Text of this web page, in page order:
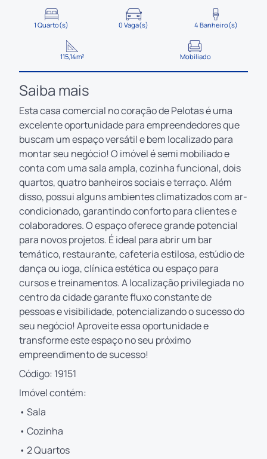
1 Quarto(s) 0 Vaga(s) 4 Banheiro(s)
115,14m² Mobiliado
Saiba mais
Esta casa comercial no coração de Pelotas é uma
excelente oportunidade para empreendedores que
buscam um espaço versátil e bem localizado para
montar seu negócio! O imóvel é semi mobiliado e
conta com uma sala ampla, cozinha funcional, dois
quartos, quatro banheiros sociais e terraço. Além
disso, possui alguns ambientes climatizados com ar-
condicionado, garantindo conforto para clientes e
colaboradores. O espaço oferece grande potencial
para novos projetos. É ideal para abrir um bar
temático, restaurante, cafeteria estilosa, estúdio de
dança ou ioga, clínica estética ou espaço para
cursos e treinamentos. A localização privilegiada no
centro da cidade garante fluxo constante de
pessoas e visibilidade, potencializando o sucesso do
seu negócio! Aproveite essa oportunidade e
transforme este espaço no seu próximo
empreendimento de sucesso!
Código: 19151
Imóvel contém:
• Sala
• Cozinha
• 2 Quartos